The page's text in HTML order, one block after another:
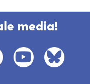
media!